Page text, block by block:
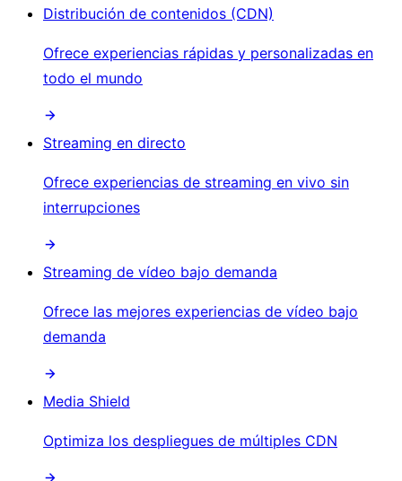
Distribución de contenidos (CDN)
Ofrece experiencias rápidas y personalizadas en
todo el mundo
Streaming en directo
Ofrece experiencias de streaming en vivo sin
interrupciones
Streaming de vídeo bajo demanda
Ofrece las mejores experiencias de vídeo bajo
demanda
Media Shield
Optimiza los despliegues de múltiples CDN